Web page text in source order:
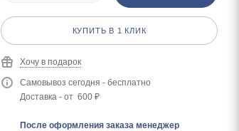
КУПИТЬ В 1 КЛИК
Хочу в подарок
Самовывоз сегодня - бесплатно
Доставка - от 600 ₽
После оформления заказа менеджер